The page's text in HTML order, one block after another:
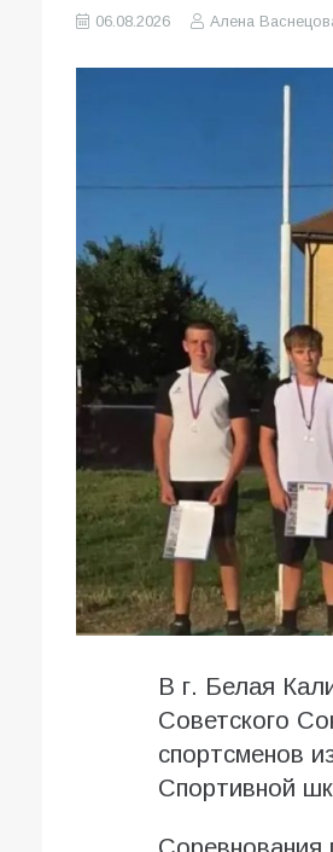
06.08.2026 Алена
В г. Белая
Советского
спортсменов
Спортивной